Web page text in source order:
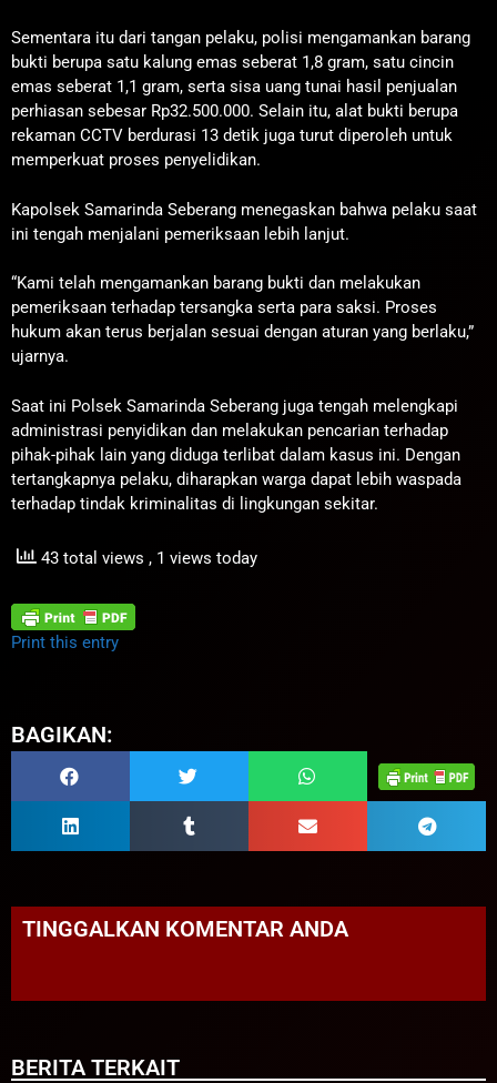
Sementara itu dari tangan pelaku, polisi mengamankan barang
bukti berupa satu kalung emas seberat 1,8 gram, satu cincin
emas seberat 1,1 gram, serta sisa uang tunai hasil penjualan
perhiasan sebesar Rp32.500.000. Selain itu, alat bukti berupa
rekaman CCTV berdurasi 13 detik juga turut diperoleh untuk
memperkuat proses penyelidikan.
Kapolsek Samarinda Seberang menegaskan bahwa pelaku saat
ini tengah menjalani pemeriksaan lebih lanjut.
“Kami telah mengamankan barang bukti dan melakukan
pemeriksaan terhadap tersangka serta para saksi. Proses
hukum akan terus berjalan sesuai dengan aturan yang berlaku,”
ujarnya.
Saat ini Polsek Samarinda Seberang juga tengah melengkapi
administrasi penyidikan dan melakukan pencarian terhadap
pihak-pihak lain yang diduga terlibat dalam kasus ini. Dengan
tertangkapnya pelaku, diharapkan warga dapat lebih waspada
terhadap tindak kriminalitas di lingkungan sekitar.
43 total views , 1 views today
Print this entry
BAGIKAN:
TINGGALKAN KOMENTAR ANDA
BERITA TERKAIT